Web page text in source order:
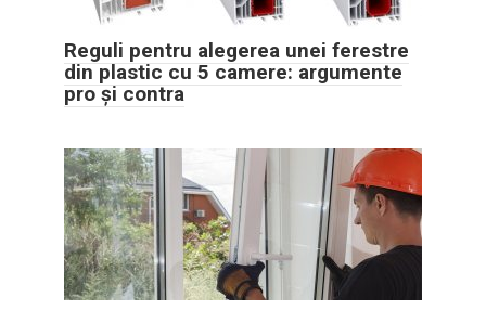
Reguli pentru alegerea unei ferestre
din plastic cu 5 camere: argumente
pro și contra